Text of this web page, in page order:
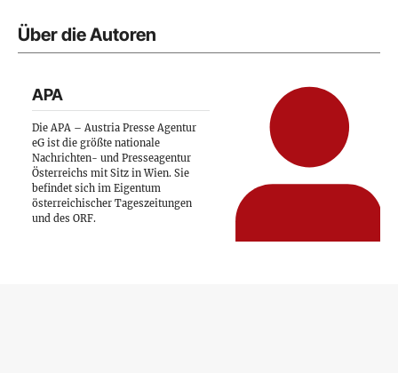
Über die Autoren
APA
Die APA – Austria Presse Agentur
eG ist die größte nationale
Nachrichten- und Presseagentur
Österreichs mit Sitz in Wien. Sie
befindet sich im Eigentum
österreichischer Tageszeitungen
und des ORF.